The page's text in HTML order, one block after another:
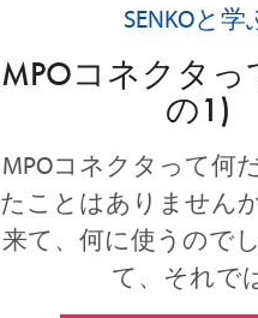
SENKOと学
MPOコネクタっ
の1)
MPOコネクタって何
たことはありません
来て、何に使うので
て、それで